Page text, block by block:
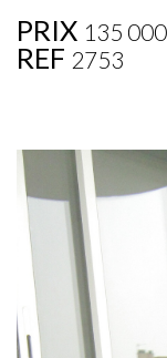
PRIX 135 000
REF 2753